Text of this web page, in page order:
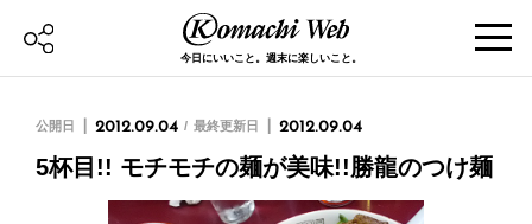
今日にいいこと。週末に楽しいこと。
公開日 2012.09.04 最終更新日 2012.09.04
5杯目!! モチモチの麺が美味!!勝龍のつけ麺